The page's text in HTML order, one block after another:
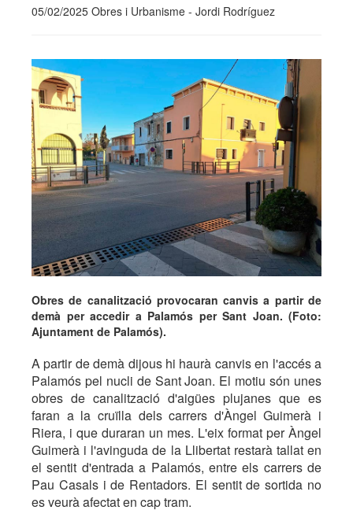
05/02/2025 Obres i Urbanisme - Jordi Rodríguez
Obres de canalització provocaran canvis a partir de
demà per accedir a Palamós per Sant Joan. (Foto:
Ajuntament de Palamós).
A partir de demà dijous hi haurà canvis en l'accés a
Palamós pel nucli de Sant Joan. El motiu són unes
obres de canalització d'aigües plujanes que es
faran a la cruïlla dels carrers d'Àngel Guimerà i
Riera, i que duraran un mes. L'eix format per Àngel
Guimerà i l'avinguda de la Llibertat restarà tallat en
el sentit d'entrada a Palamós, entre els carrers de
Pau Casals i de Rentadors. El sentit de sortida no
es veurà afectat en cap tram.